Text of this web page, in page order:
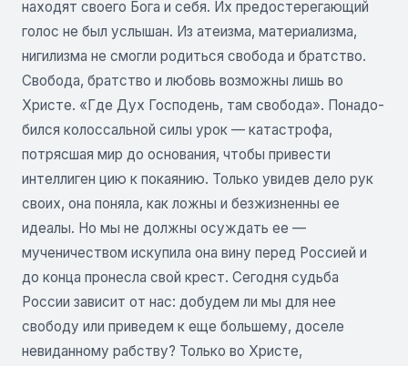
находят своего Бога и себя. Их предостерегающий
голос не был услышан. Из атеизма, материализма,
нигилизма не смогли родиться свобода и братство.
Свобода, братство и любовь возможны лишь во
Христе. «Где Дух Господень, там свобода». Понадо­
бился колоссальной силы урок — катастрофа,
потряс­шая мир до основания, чтобы привести
интеллиген­ цию к покаянию. Только увидев дело рук
своих, она поняла, как ложны и безжизненны ее
идеалы. Но мы не должны осуждать ее —
мученичеством искупила она вину перед Россией и
до конца про­несла свой крест. Сегодня судьба
России зависит от нас: добудем ли мы для нее
свободу или приведем к еще большему, доселе
невиданному рабству? Только во Христе,